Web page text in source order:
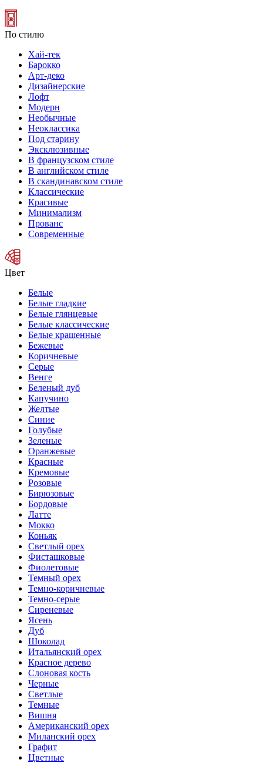
По стилю
Хай-тек
Барокко
Арт-деко
Дизайнерские
Лофт
Модерн
Необычные
Неоклассика
Под старину
Эксклюзивные
В французском стиле
В английском стиле
В скандинавском стиле
Классические
Красивые
Минимализм
Прованс
Современные
Цвет
Белые
Белые гладкие
Белые глянцевые
Белые классические
Белые крашенные
Бежевые
Коричневые
Серые
Венге
Беленый дуб
Капучино
Желтые
Синие
Голубые
Зеленые
Оранжевые
Красные
Кремовые
Розовые
Бирюзовые
Бордовые
Латте
Мокко
Коньяк
Светлый орех
Фисташковые
Фиолетовые
Темный орех
Темно-коричневые
Темно-серые
Сиреневые
Ясень
Дуб
Шоколад
Итальянский орех
Красное дерево
Слоновая кость
Черные
Светлые
Темные
Вишня
Американский орех
Миланский орех
Графит
Цветные